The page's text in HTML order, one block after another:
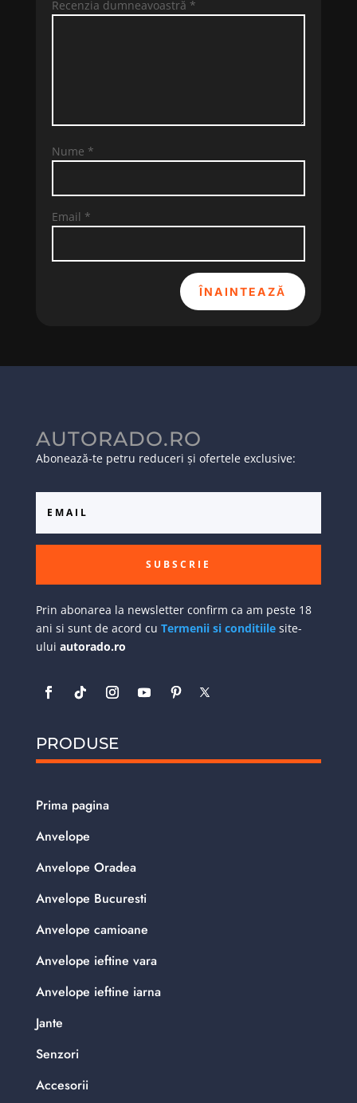
Recenzia dumneavoastră *
Nume *
Email *
ÎNAINTEAZĂ
AUTORADO.RO
Abonează-te petru reduceri și ofertele exclusive:
SUBSCRIE
Prin abonarea la newsletter confirm ca am peste 18
ani si sunt de acord cu Termenii si conditiilesite-
ului autorado.ro
PRODUSE
Prima pagina
Anvelope
Anvelope Oradea
Anvelope Bucuresti
Anvelope camioane
Anvelope ieftine vara
Anvelope ieftine iarna
Jante
Senzori
Accesorii